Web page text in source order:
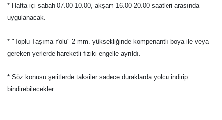
* Hafta içi sabah 07.00-10.00, akşam 16.00-20.00 saatleri arasında
uygulanacak.
* "Toplu Taşıma Yolu" 2 mm. yüksekliğinde kompenantlı boya ile veya
gereken yerlerde hareketli fiziki engelle ayrıldı.
* Söz konusu şeritlerde taksiler sadece duraklarda yolcu indirip
bindirebilecekler.